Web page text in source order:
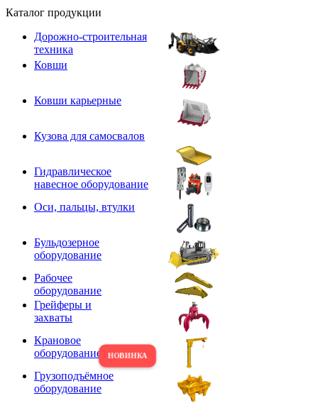
Каталог продукции
Дорожно-строительная
техника
Ковши
Ковши карьерные
Кузова для самосвалов
Гидравлическое
навесное оборудование
Оси, пальцы, втулки
Бульдозерное
оборудование
Рабочее
оборудование
Грейферы и
захваты
Крановое
оборудование
Грузоподъёмное
оборудование